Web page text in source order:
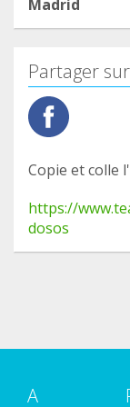
DESGRACIA
dejo el link de
https://
Madrid
Partager
Copie et colle
https://
dosos
A